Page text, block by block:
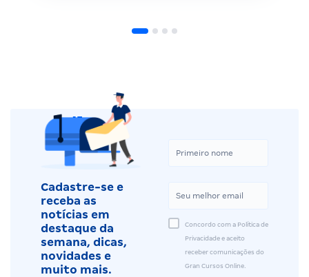
Cadastre-se e
receba as
notícias em
destaque da
semana, dicas,
novidades e
muito mais.
Concordo com a Política de
Privacidade e aceito
receber comunicações do
Gran Cursos Online.